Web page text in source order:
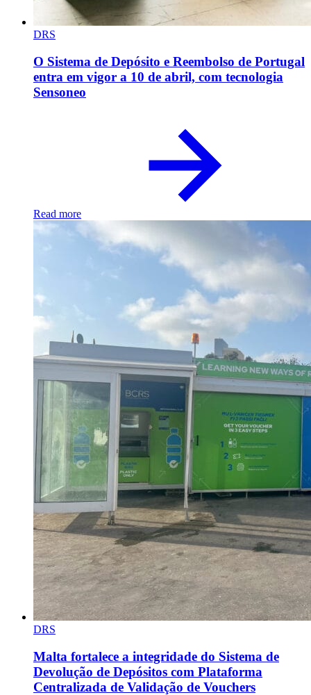
DRS
O Sistema de Depósito e Reembolso de Portugal
entra em vigor a 10 de abril, com tecnologia
Sensoneo
Read more
DRS
Malta fortalece a integridade do Sistema de
Devolução de Depósitos com Plataforma
Centralizada de Validação de Vouchers